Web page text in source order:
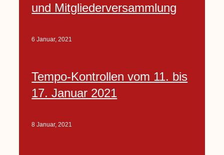
und Mitgliederversammlung
6 Januar, 2021
Tempo-Kontrollen vom 11. bis
17. Januar 2021
8 Januar, 2021